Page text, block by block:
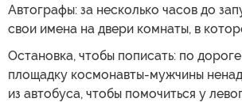
Автографы: за несколько часов до
свои имена на двери комнаты, в
Остановка, чтобы пописать: по
площадку космонавты-мужчины
из автобуса, чтобы помочиться у